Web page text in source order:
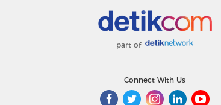
part of
Connect With Us